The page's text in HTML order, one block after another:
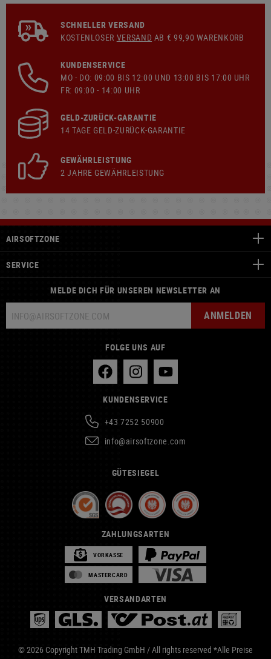
SCHNELLER VERSAND
KOSTENLOSER VERSAND AB € 99,90 WARENKORB
KUNDENSERVICE
MO - DO: 09:00 BIS 12:00 UND 13:00 BIS 17:00 UHR
FR: 09:00 - 14:00 UHR
GELD-ZURÜCK-GARANTIE
14 TAGE GELD-ZURÜCK-GARANTIE
GEWÄHRLEISTUNG
2 JAHRE GEWÄHRLEISTUNG
AIRSOFTZONE
SERVICE
MELDE DICH FÜR UNSEREN NEWSLETTER AN
ANMELDEN
FOLGE UNS AUF
KUNDENSERVICE
+43 7252 50900
info@airsoftzone.com
GÜTESIEGEL
ZAHLUNGSARTEN
VORKASSE
MASTERCARD
VERSANDARTEN
© 2026 Copyright TMH Trading GmbH / All rights reserved *Alle Preise